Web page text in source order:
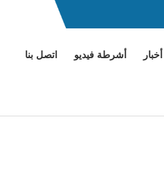
أخبار أشرطة فيديو اتصل بنا